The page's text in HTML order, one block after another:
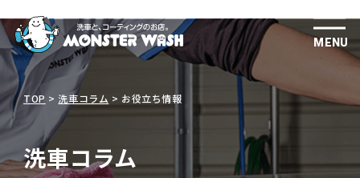
MENU
TOP > 洗車コラム > お役立ち情報
洗車コラム